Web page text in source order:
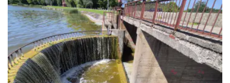
„Kad būtų lengviau įsivaizduoti – į
vieną traukinio sąstatą telpa apie
2000 tonų. Tai reiškia, kad per metus
perdirbame maždaug 10–12 pilnų
traukinių sąstatų stiklo“, – palygina
„Panevėžio stiklo“ vadovas Gintaras